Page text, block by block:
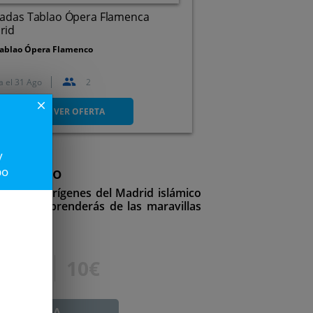
Tablao Ópera Flamenca
Ópera Flamenco
Calle del Norte, 9, 28015.
Madrid.
el 31 Ago 2
VER OFERTA
los orígenes del Madrid islámico
y te sorprenderás de las maravillas
close